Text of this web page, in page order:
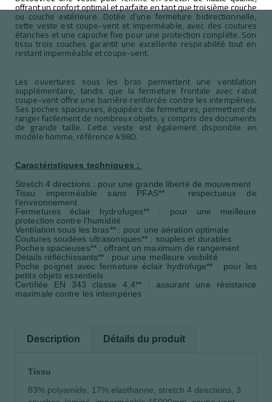
offrant un confort optimal et parfaite en tant que troisième couche
ou couche extérieure. Dotée d’une fermeture bidirectionnelle,
cette veste est coupe-vent et imperméable, avec des coutures
étanches et une capuche fixe pour une protection complète. Son
tissu trois couches garantit une excellente respirabilité tout en
restant imperméable et coupe-vent.
Les ouvertures sous les bras permettent une ventilation
supplémentaire, tandis que la fermeture frontale avec rabat
coupe-vent offre une barrière renforcée contre les intempéries.
Ses poches spacieuses, équipées de fermetures, permettent de
ranger facilement de nombreux objets, y compris des documents
de grande taille. Cette veste est également disponible en
modèle homme, référence 4980.
Caractéristiques techniques :
Stretch 4 directions : pour une grande liberté de mouvement
Tissu imperméable sans PFAS** : respectueux de
l’environnement
Fermetures éclair hydrofuges** : pour une meilleure
protection contre l’humidité
Ventilation sous les bras** : pour une aération optimale
Coutures soudées ultrasoniques** : souples et durables
Poches spacieuses** : offrant un maximum de rangement
Détails réfléchissants** : pour une meilleure visibilité
Poche poignet avec fermeture éclair hydrofuge** : pour les
petits objets essentiels
Certifiée EN 343 classe 4,4** : assurant une résistance
maximale contre les intempéries
Description Détails du produit
Tissu
83% polyamide, 17% elasthanne, stretch 4 directions, 3